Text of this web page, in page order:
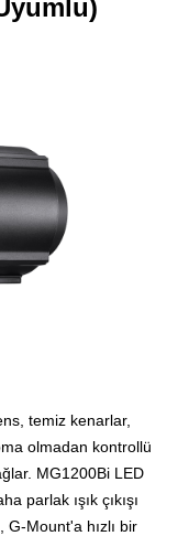
temiz kenarlar,
olmadan kontrollü
MG1200Bi LED
parlak ışık çıkışı
G-Mount'a hızlı bir